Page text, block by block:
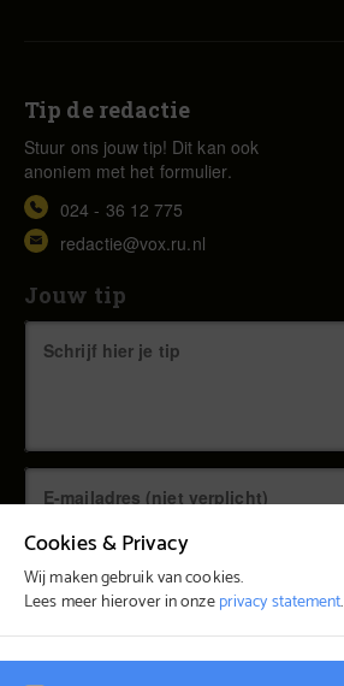
Tip de redactie
Stuur ons jouw tip! Dit kan ook
anoniem met het formulier.
024 - 36 12 775
redactie@vox.ru.nl
Jouw tip
Cookies & Privacy
Wij maken gebruik van cookies.
Lees meer hierover in onzeprivacy statement.